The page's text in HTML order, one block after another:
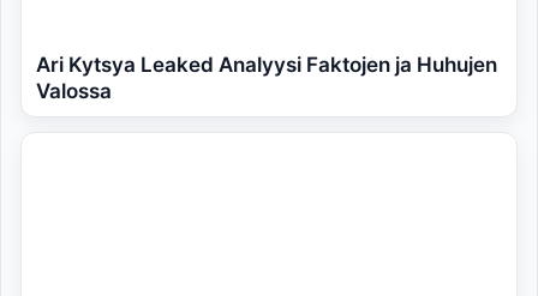
Ari Kytsya Leaked Analyysi Faktojen ja Huhujen
Valossa